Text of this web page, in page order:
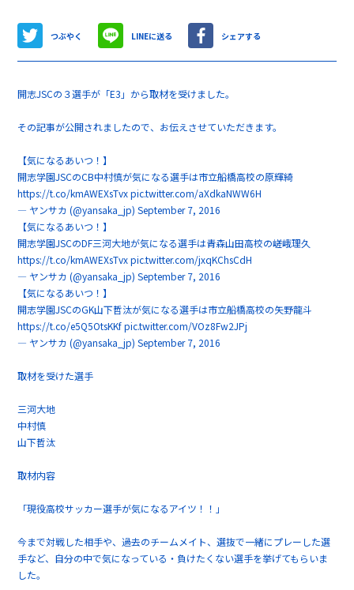
つぶやく LINEに送る シェアする
開志JSCの３選手が「E3」から取材を受けました。
その記事が公開されましたので、お伝えさせていただきます。
【気になるあいつ！】
開志学園JSCのCB中村慎が気になる選手は市立船橋高校の原輝綺
https://t.co/kmAWEXsTvxpic.twitter.com/aXdkaNWW6H
— ヤンサカ (@yansaka_jp)September 7, 2016
【気になるあいつ！】
開志学園JSCのDF三河大地が気になる選手は青森山田高校の嵯峨理久
https://t.co/kmAWEXsTvxpic.twitter.com/jxqKChsCdH
— ヤンサカ (@yansaka_jp)September 7, 2016
【気になるあいつ！】
開志学園JSCのGK山下哲汰が気になる選手は市立船橋高校の矢野龍斗
https://t.co/e5Q5OtsKKfpic.twitter.com/VOz8Fw2JPj
— ヤンサカ (@yansaka_jp)September 7, 2016
取材を受けた選手
三河大地
中村慎
山下哲汰
取材内容
「現役高校サッカー選手が気になるアイツ！！」
今まで対戦した相手や、過去のチームメイト、選抜で一緒にプレーした選
手など、自分の中で気になっている・負けたくない選手を挙げてもらいま
した。